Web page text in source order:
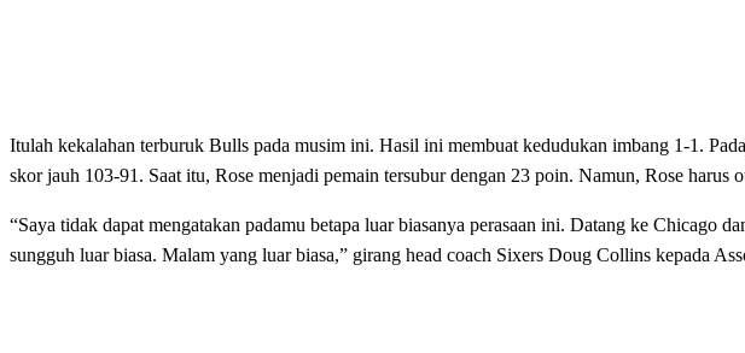
Itulah kekalahan terburuk Bulls pada musim ini. Hasil ini membuat kedudukan imbang 1-1.
skor jauh 103-91. Saat itu, Rose menjadi pemain tersubur dengan 23 poin. Namun, Rose harus
“Saya tidak dapat mengatakan padamu betapa luar biasanya perasaan ini. Datang ke Chicago
sungguh luar biasa. Malam yang luar biasa,” girang head coach Sixers Doug Collins kepada